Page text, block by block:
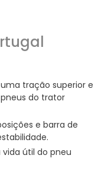
tração superior e
do trator
e barra de
útil do pneu